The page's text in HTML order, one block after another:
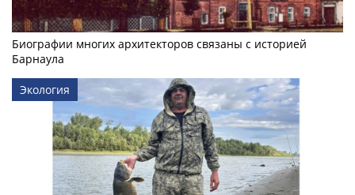
Биографии многих архитекторов связаны с историей
Барнаула
Экология